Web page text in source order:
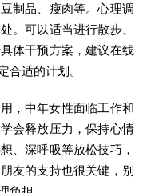
制品、瘦肉等。心理调
。可以适当进行散步、
体干预方案，建议在线
合适的计划。
，中年女性面临工作和
会释放压力，保持心情
、深呼吸等放松技巧，
友的支持也很关键，别